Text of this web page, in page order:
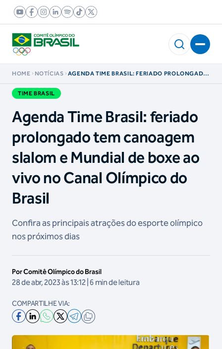
HOME NOTÍCIAS
AGENDA TIME BRASIL: FERIADO PROLONGADO
TIME BRASIL
Agenda Time Brasil: feriado
prolongado tem canoagem
slalom e Mundial de boxe ao
vivo no Canal Olímpico do
Brasil
Confira as principais atrações do esporte olímpico
nos próximos dias
Por Comitê Olímpico do Brasil
28 de abr, 2023 às 13:12 | 6 min de leitura
COMPARTILHE VIA: